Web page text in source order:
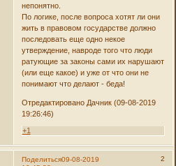
непонятно.
По логике, после вопроса хотят ли они
жить в правовом государстве должно
последовать еще одно некое
утверждение, навроде того что люди
ратующие за законы сами их нарушают
(или еще какое) и уже от что они не
понимают что делают - беда!
Отредактировано Дачник (09-08-2019
19:26:46)
+1
Поделиться 2
09-08-2019